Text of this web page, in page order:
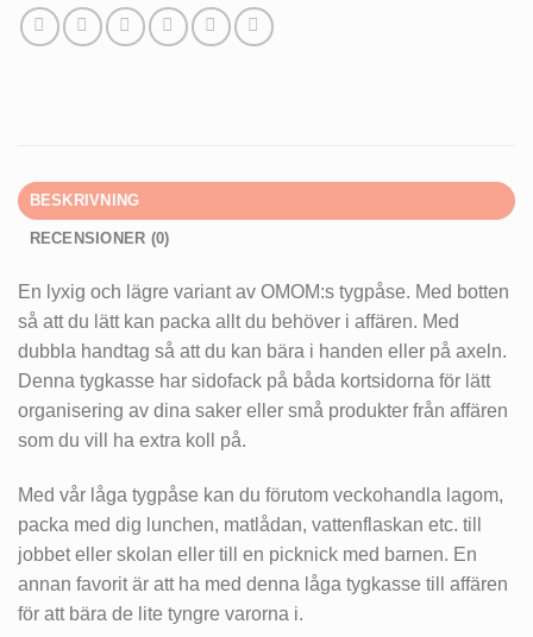
BESKRIVNING
RECENSIONER (0)
En lyxig och lägre variant av OMOM:s tygpåse. Med botten
så att du lätt kan packa allt du behöver i affären. Med
dubbla handtag så att du kan bära i handen eller på axeln.
Denna tygkasse har sidofack på båda kortsidorna för lätt
organisering av dina saker eller små produkter från affären
som du vill ha extra koll på.
Med vår låga tygpåse kan du förutom veckohandla lagom,
packa med dig lunchen, matlådan, vattenflaskan etc. till
jobbet eller skolan eller till en picknick med barnen. En
annan favorit är att ha med denna låga tygkasse till affären
för att bära de lite tyngre varorna i.